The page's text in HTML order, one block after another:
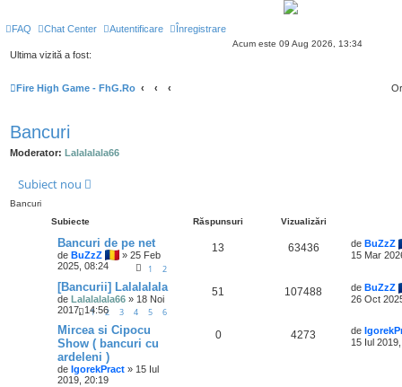
FAQ Chat Center Autentificare Înregistrare
Acum este 09 Aug 2026, 13:34
Ultima vizită a fost:
Fire High Game - FhG.Ro
Bancuri
Moderator: Lalalalala66
Subiect nou
Bancuri
Subiecte
Răspunsuri Vizualizări
Bancuri de pe net
de BuZzZ
» 25 Feb
2025, 08:24
1 2
13 63436 de BuZzZ
15 Mar
[Bancurii] Lalalalala
de Lalalalala66 » 18 Noi
2017, 14:56
1 2 3 4 5 6
51 107488 de BuZzZ
26 Oct
Mircea si Cipocu
Show ( bancuri cu
ardeleni )
de IgorekPract » 15 Iul
2019, 20:19
0 4273 de
15 Iul